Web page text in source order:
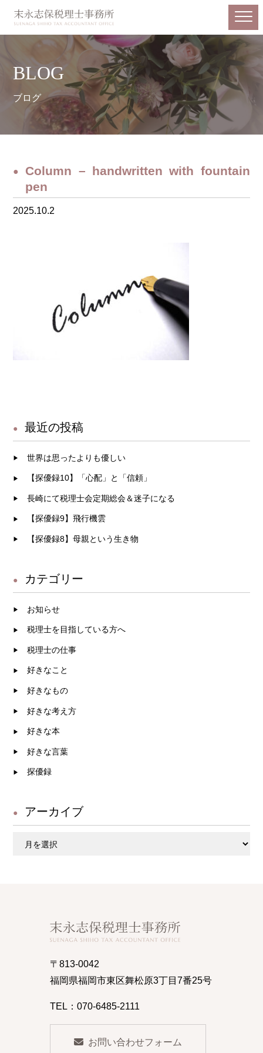
BLOG
ブログ
Column – handwritten with fountain
pen
2025.10.2
最近の投稿
世界は思ったよりも優しい
【探優録10】「心配」と「信頼」
長崎にて税理士会定期総会＆迷子になる
【探優録9】飛行機雲
【探優録8】母親という生き物
カテゴリー
お知らせ
税理士を目指している方へ
税理士の仕事
好きなこと
好きなもの
好きな考え方
好きな本
好きな言葉
探優録
アーカイブ
〒813-0042
福岡県福岡市東区舞松原3丁目7番25号
TEL：070-6485-2111
お問い合わせフォーム